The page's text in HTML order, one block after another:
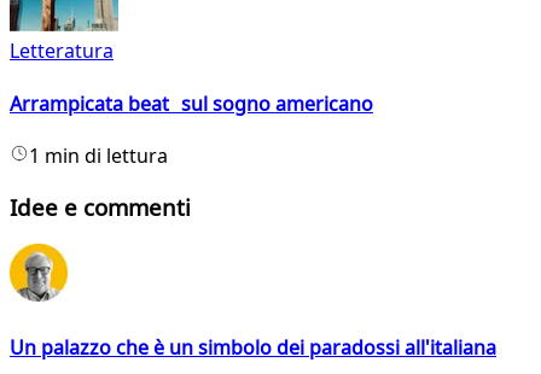
Letteratura
Arrampicata beat sul sogno americano
1 min di lettura
Idee e commenti
Un palazzo che è un simbolo dei paradossi all'italiana